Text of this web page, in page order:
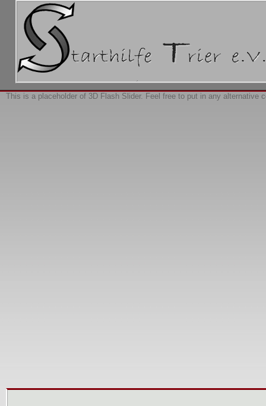
This is a placeholder of 3D Flash Slider. Feel free to put in any alternative